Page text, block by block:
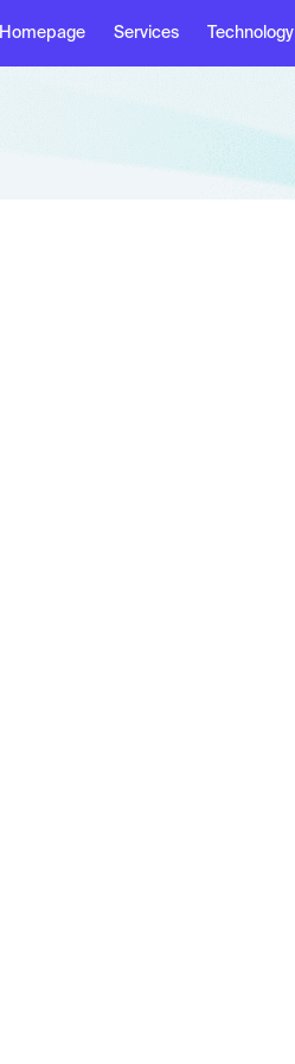
Homepage Services Technology